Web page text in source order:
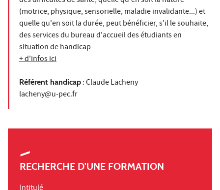
(motrice, physique, sensorielle, maladie invalidante...) et
quelle qu'en soit la durée, peut bénéficier, s'il le souhaite,
des services du bureau d'accueil des étudiants en
situation de handicap
+ d'infos ici
Référent handicap : Claude Lacheny
lacheny@u-pec.fr
RECHERCHE D'UNE FORMATION